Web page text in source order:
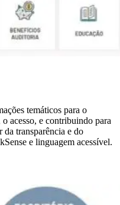
temáticos para o
acesso, e contribuindo para
transparência e do
e linguagem acessível.